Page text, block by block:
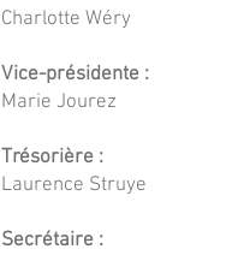
Charlotte Wéry
Vice-présidente :
Marie Jourez
Trésorière :
Laurence Struye
Secrétaire :